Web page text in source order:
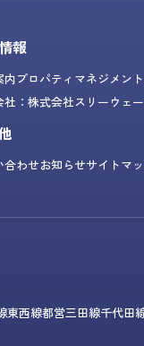
報
内プロパティマネジメン
社：株式会社スリーウェ
合わせお知らせサイトマ
東西線都営三田線千代田